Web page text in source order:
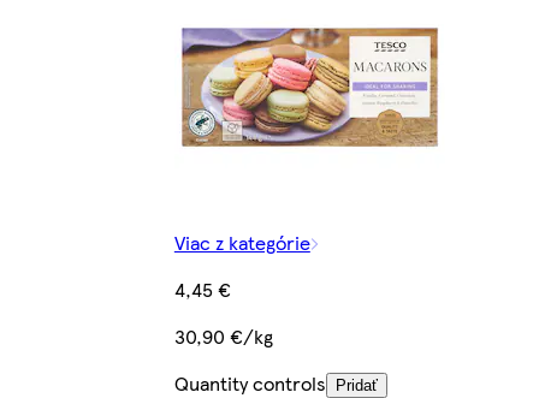
Viac z kategórie
4,45 €
30,90 €/kg
Quantity controls
Pridať